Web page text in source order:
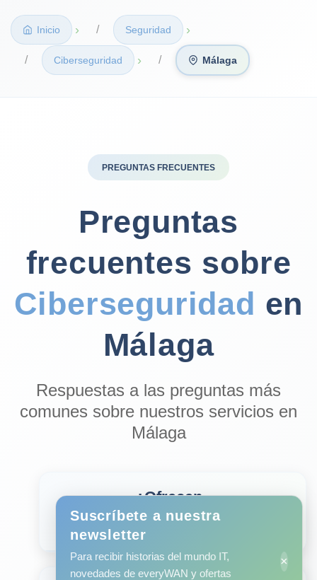
Inicio › Seguridad ›
Ciberseguridad › Málaga
PREGUNTAS FRECUENTES
Preguntas
frecuentes sobre
Ciberseguridad en
Málaga
Respuestas a las preguntas más
comunes sobre nuestros servicios en
Málaga
1
¿Ofrecen
Ciberseguridad
en Málaga?
Suscríbete a nuestra
newsletter
Para recibir historias del mundo IT,
novedades de everyWAN y ofertas
×